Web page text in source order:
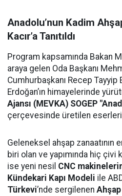
Anadolu’nun Kadim
Kacır’a Tanıtıldı
Program kapsamında Bakan
araya gelen Oda Başkanı
Cumhurbaşkanı Recep Tayyip
Erdoğan’ın himayelerinde
Ajansı (MEVKA) SOGEP
çerçevesinde üretilen eserleri
Geleneksel ahşap zanaatının
biri olan ve yapımında hiç çivi
ise yeni nesil CNC
Kündekari Kapı Modeli ile
Türkevi’nde sergilenen